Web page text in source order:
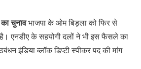
चुनावभाजपा के ओम बिड़ला को फिर से
एनडीए के सहयोगी दलों ने भी इस फैसले का
इंडिया ब्लॉक डिप्टी स्पीकर पद की मांग